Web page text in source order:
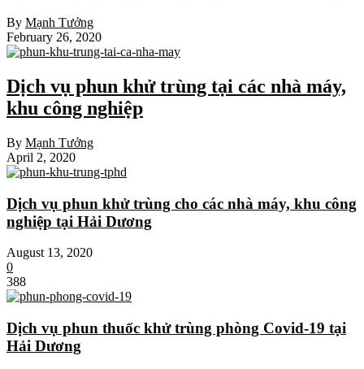
By Mạnh Tưởng
February 26, 2020
Dịch vụ phun khử trùng tại các nhà máy,
khu công nghiệp
By Mạnh Tưởng
April 2, 2020
Dịch vụ phun khử trùng cho các nhà máy, khu công
nghiệp tại Hải Dương
August 13, 2020
0
388
Dịch vụ phun thuốc khử trùng phòng Covid-19 tại
Hải Dương